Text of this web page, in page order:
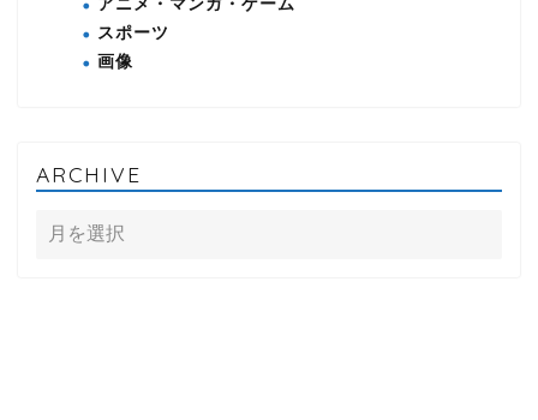
アニメ・マンガ・ゲーム
スポーツ
画像
ARCHIVE